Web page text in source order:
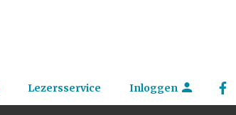
Lezersservice Inloggen